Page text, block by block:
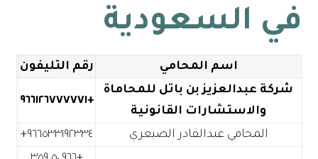
في السعودية
اسم المحامي
رقم التليفون
شركة عبدالعزيز بن باتل للمحاماة
والاستشارات القانونية
+٩٦٦١٢٦٧٧٧٧٧١
المحامي عبدالقادر الصيعري